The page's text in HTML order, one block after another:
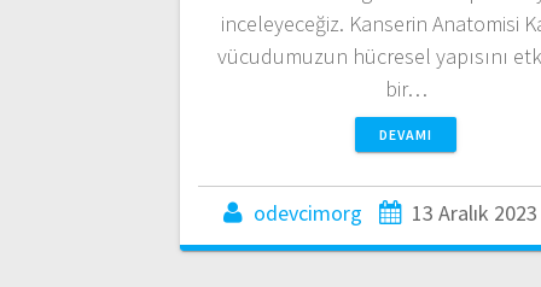
inceleyeceğiz. Kanserin Anatomisi
vücudumuzun hücresel yapısını
bir…
DEVAMI
odevcimorg 13 Aralık 2023